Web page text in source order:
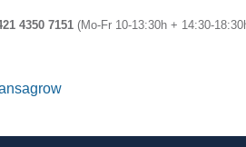
4350 7151 (Mo-Fr 10-13:30h + 14:30-